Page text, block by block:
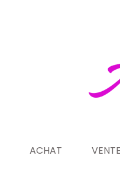
ACHAT VENTE